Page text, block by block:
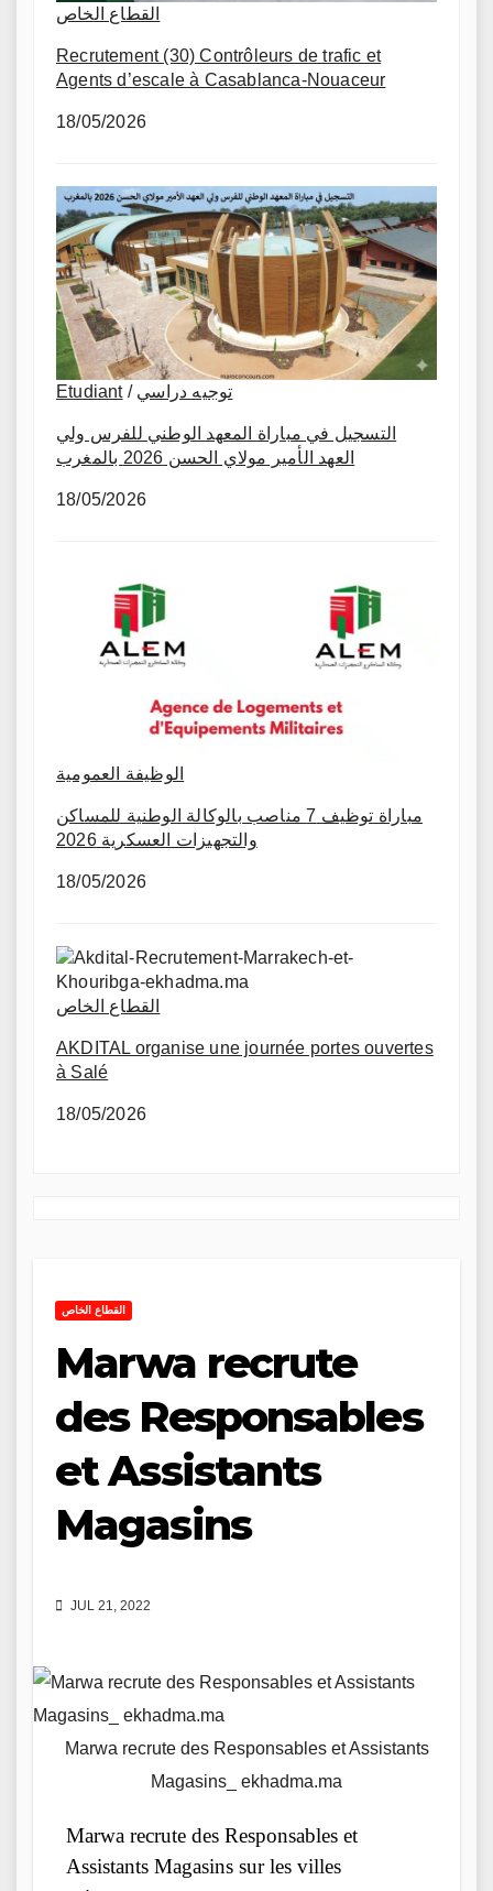
القطاع الخاص
Recrutement (30) Contrôleurs de trafic et
Agents d’escale à Casablanca-Nouaceur
18/05/2026
Etudiant/ توجيه دراسي
التسجيل في مباراة المعهد الوطني للفرس ولي
العهد الأمير مولاي الحسن 2026 بالمغرب
18/05/2026
الوظيفة العمومية
مباراة توظيف 7 مناصب بالوكالة الوطنية للمساكن
والتجهيزات العسكرية 2026
18/05/2026
القطاع الخاص
AKDITAL organise une journée portes ouvertes
à Salé
18/05/2026
القطاع الخاص
Marwa recrute
des Responsables
et Assistants
Magasins
JUL 21, 2022
Marwa recrute des Responsables et Assistants
Magasins_ ekhadma.ma
Marwa recrute des Responsables et
Assistants Magasins sur les villes